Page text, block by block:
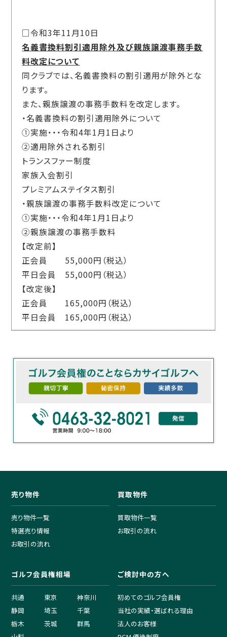
□令和3年11月10日
名義書換料割引適用除外及び親族譲渡事務手数
料改定について
同クラブでは、名義書換料の割引適用が除外とな
ります。
また、親族譲渡の事務手数料を改定します。
・名義書換料の割引適用除外について
①実施・・・令和4年1月1日より
②適用除外される割引
トランスファー制度
家族入会割引
プレミアムステイタス割引
・親族譲渡の事務手数料改定について
①実施・・・令和4年1月1日より
②親族譲渡の事務手数料
【改定前】
正会員 55,000円（税込）
平日会員 55,000円（税込）
【改定後】
正会員 165,000円（税込）
平日会員 165,000円（税込）
売り物件
売り物件一覧
特選売り情報
お取引の流れ
買取物件
買取物件一覧
お取引の流れ
ゴルフ会員権相場
共通 東京
神奈川
静岡
埼玉
千葉
栃木
茨城
群馬
ご検討中の方へ
初めてのゴルフ会員権
当社の実績・選ばれる理由
法人のお客様